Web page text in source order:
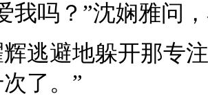
吗？”沈娴雅问，
避地躲开那专注
了。”